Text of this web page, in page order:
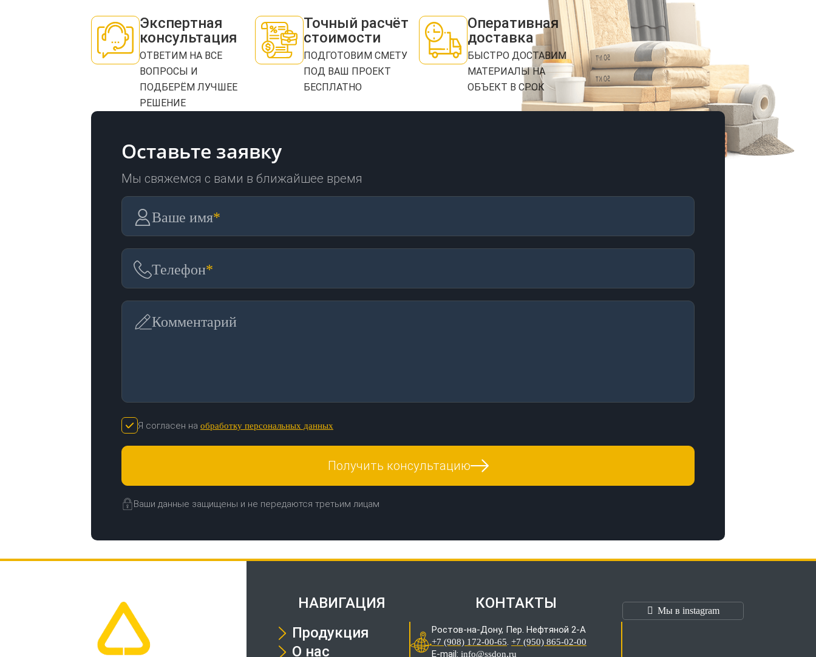
Экспертная
консультация
ОТВЕТИМ НА ВСЕ
ВОПРОСЫ И
ПОДБЕРЁМ ЛУЧШЕЕ
РЕШЕНИЕ
Точный расчёт
стоимости
ПОДГОТОВИМ СМЕТУ
ПОД ВАШ ПРОЕКТ
БЕСПЛАТНО
Оперативная
доставка
БЫСТРО ДОСТАВИМ
МАТЕРИАЛЫ НА
ОБЪЕКТ В СРОК
Оставьте заявку
Мы свяжемся с вами в ближайшее время
Ваше имя*
Телефон*
Комментарий
Я согласен на обработку персональных данных
Получить консультацию
Ваши данные защищены и не передаются третьим лицам
НАВИГАЦИЯ
Продукция
О нас
КОНТАКТЫ
Ростов-на-Дону, Пер. Нефтяной 2-А
+7 (908) 172-00-65. +7 (950) 865-02-00
E-mail: info@ssdon.ru
Мы в instagram